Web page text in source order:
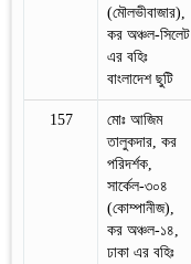
(মৌলভীবাজার),
কর অঞ্চল-সিলেট
এর বহিঃ
বাংলাদেশ ছুটি
157
মোঃ আজিম
তালুকদার, কর
পরিদর্শক,
সার্কেল-৩০৪
(কোম্পানীজ),
কর অঞ্চল-১৪,
ঢাকা এর বহিঃ